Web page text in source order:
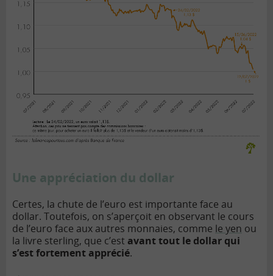
Une appréciation du dollar
Certes, la chute de l’euro est importante face au
dollar. Toutefois, on s’aperçoit en observant le cours
de l’euro face aux autres monnaies, comme le yen ou
la livre sterling, que c’est avant tout le dollar qui
s’est fortement apprécié.